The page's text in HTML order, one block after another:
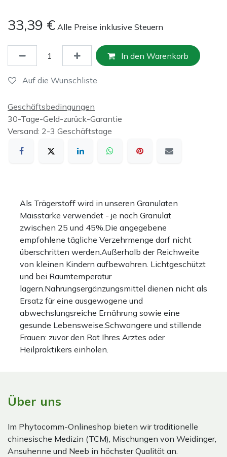
33,39 € Alle Preise inklusive Steuern
In den Warenkorb
Auf die Wunschliste
Geschäftsbedingungen
30-Tage-Geld-zurück-Garantie
Versand: 2-3 Geschäftstage
Als Trägerstoff wird in unseren Granulaten
Maisstärke verwendet - je nach Granulat
zwischen 25 und 45%.Die angegebene
empfohlene tägliche Verzehrmenge darf nicht
überschritten werden.Außerhalb der Reichweite
von kleinen Kindern aufbewahren. Lichtgeschützt
und bei Raumtemperatur
lagern.Nahrungsergänzungsmittel dienen nicht als
Ersatz für eine ausgewogene und
abwechslungsreiche Ernährung sowie eine
gesunde Lebensweise.Schwangere und stillende
Frauen: zuvor den Rat Ihres Arztes oder
Heilpraktikers einholen.
Über uns
Im Phytocomm-Onlineshop bieten wir traditionelle
chinesische Medizin (TCM), Mischungen von Weidinger,
Ansuhenne und Neeb in höchster Qualität an.